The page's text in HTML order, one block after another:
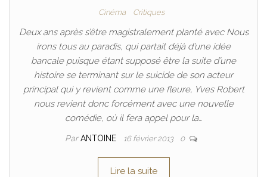
Cinéma Critiques
Deux ans après s’être magistralement planté avec Nous
irons tous au paradis, qui partait déjà d’une idée
bancale puisque étant supposé être la suite d’une
histoire se terminant sur le suicide de son acteur
principal qui y revient comme une fleure, Yves Robert
nous revient donc forcément avec une nouvelle
comédie, où il fera appel pour la…
ParANTOINE 16 février 2013 0
Lire la suite